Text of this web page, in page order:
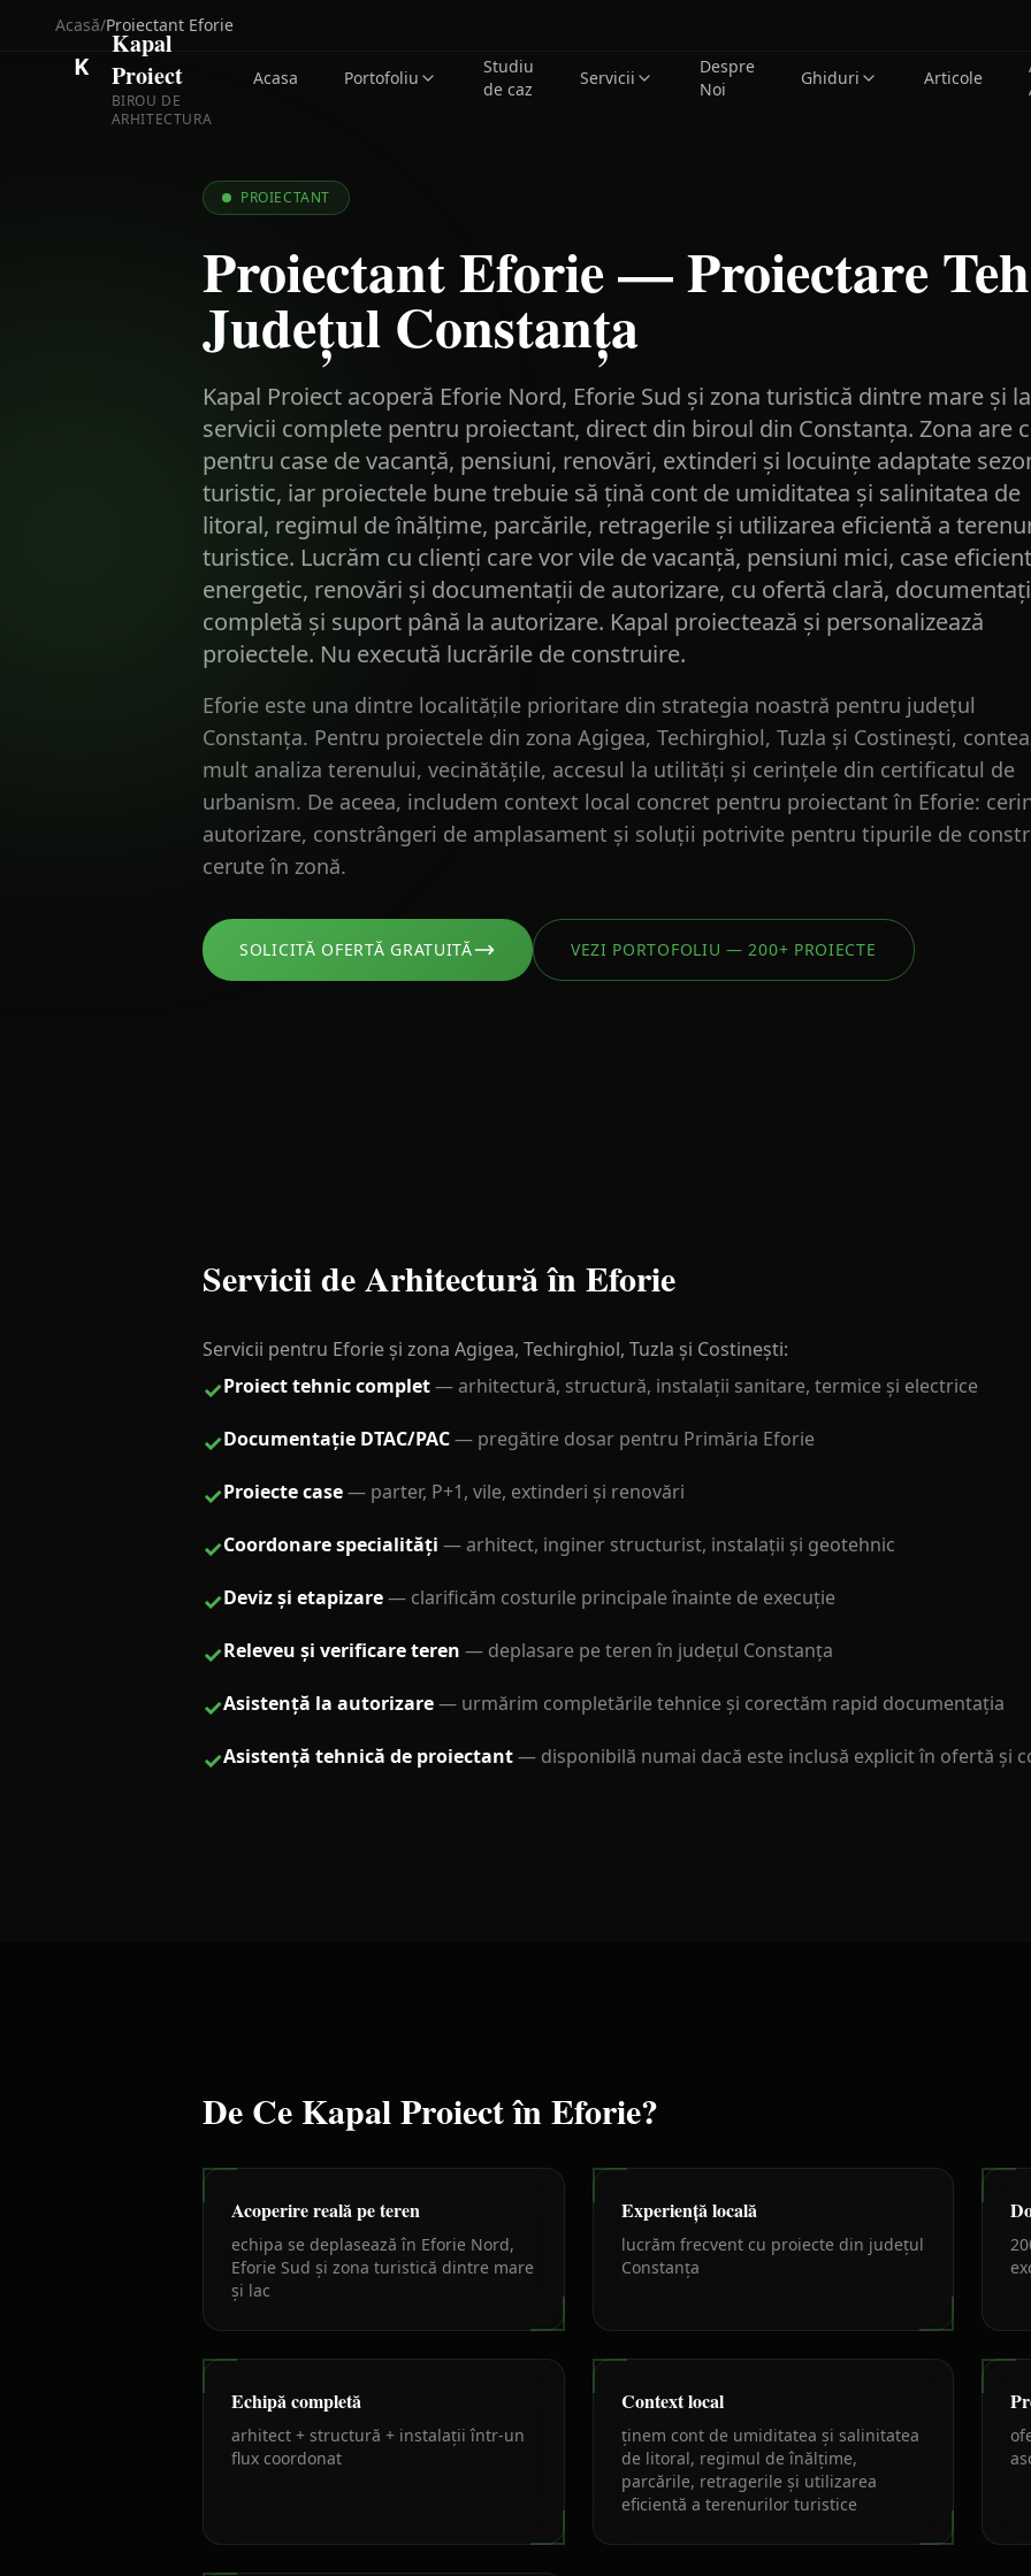
K
Kapal
Proiect
BIROU DE
ARHITECTURA
Acasa Portofoliu
Studiu
de caz
Servicii
Despre
Noi
Ghiduri Articole
Acasă/Proiectant Eforie
PROIECTANT
Proiectant Eforie — Proiectare
Județul Constanța
Kapal Proiect acoperă Eforie Nord, Eforie Sud și zona turistică dintre mare și
servicii complete pentru proiectant, direct din biroul din Constanța. Zona are
pentru case de vacanță, pensiuni, renovări, extinderi și locuințe adaptate
turistic, iar proiectele bune trebuie să țină cont de umiditatea și salinitatea de
litoral, regimul de înălțime, parcările, retragerile și utilizarea eficientă a
turistice. Lucrăm cu clienți care vor vile de vacanță, pensiuni mici, case
energetic, renovări și documentații de autorizare, cu ofertă clară,
completă și suport până la autorizare. Kapal proiectează și personalizează
proiectele. Nu execută lucrările de construire.
Eforie este una dintre localitățile prioritare din strategia noastră pentru județul
Constanța. Pentru proiectele din zona Agigea, Techirghiol, Tuzla și Costinești,
mult analiza terenului, vecinătățile, accesul la utilități și cerințele din certificatul de
urbanism. De aceea, includem context local concret pentru proiectant în Eforie:
autorizare, constrângeri de amplasament și soluții potrivite pentru tipurile de
cerute în zonă.
SOLICITĂ OFERTĂ GRATUITĂ VEZI PORTOFOLIU — 200+ PROIECTE
Servicii de Arhitectură în Eforie
Servicii pentru Eforie și zona Agigea, Techirghiol, Tuzla și Costinești:
✓Proiect tehnic complet—arhitectură, structură, instalații sanitare, termice și electrice
✓Documentație DTAC/PAC— pregătire dosar pentru Primăria Eforie
✓Proiecte case— parter, P+1, vile, extinderi și renovări
✓Coordonare specialități —arhitect, inginer structurist, instalații și geotehnic
✓Deviz și etapizare— clarificăm costurile principale înainte de execuție
✓Releveu și verificare teren — deplasare pe teren în județul Constanța
✓Asistență la autorizare— urmărim completările tehnice și corectăm rapid documentația
✓Asistență tehnică de proiectant— disponibilă numai dacă este inclusă explicit în ofertă și
De Ce Kapal Proiect înEforie?
Acoperire reală pe teren
echipa se deplasează în Eforie Nord,
Eforie Sud și zona turistică dintre mare
și lac
Experiență locală
lucrăm frecvent cu proiecte din județul
Constanța
Echipă completă
arhitect + structură + instalații într-un
flux coordonat
Context local
ținem cont de umiditatea și salinitatea
de litoral, regimul de înălțime,
parcările, retragerile și utilizarea
eficientă a terenurilor turistice